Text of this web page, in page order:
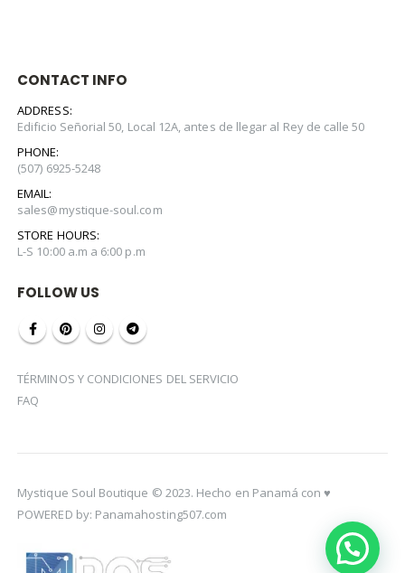
CONTACT INFO
ADDRESS:
Edificio Señorial 50, Local 12A, antes de llegar al Rey de calle 50
PHONE:
(507) 6925-5248
EMAIL:
sales@mystique-soul.com
STORE HOURS:
L-S 10:00 a.m a 6:00 p.m
FOLLOW US
TÉRMINOS Y CONDICIONES DEL SERVICIO
FAQ
Mystique Soul Boutique © 2023. Hecho en Panamá con ♥️
POWERED by: Panamahosting507.com